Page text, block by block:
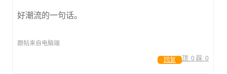
好潮流的一句话。
跟帖来自电脑端
顶: 0 踩: 0
回复